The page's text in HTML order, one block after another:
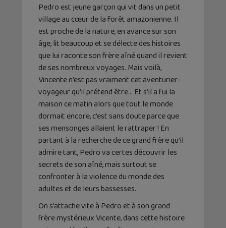
Pedro est jeune garçon qui vit dans un petit
village au cœur de la forêt amazonienne. Il
est proche de la nature, en avance sur son
âge, lit beaucoup et se délecte des histoires
que lui raconte son frère aîné quand il revient
de ses nombreux voyages. Mais voilà,
Vincente n’est pas vraiment cet aventurier-
voyageur qu’il prétend être… Et s’il a fui la
maison ce matin alors que tout le monde
dormait encore, c’est sans doute parce que
ses mensonges allaient le rattraper ! En
partant à la recherche de ce grand frère qu’il
admire tant, Pedro va certes découvrir les
secrets de son aîné, mais surtout se
confronter à la violence du monde des
adultes et de leurs bassesses.
On s’attache vite à Pedro et à son grand
frère mystérieux Vicente, dans cette histoire